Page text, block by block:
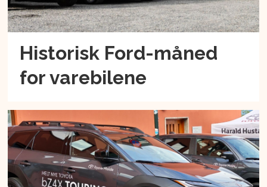
Historisk Ford-måned
for varebilene